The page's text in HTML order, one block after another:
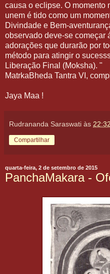
causa o eclipse. O momento
unem é tido como um
Divindade e Bem-
observado deve-se começar
adorações que durarão por
método para atingir o
Liberação Final (Moksha). "
MatrkaBheda Tantra VI,
Jaya Maa !
Rudrananda Saraswati às 22:32
Compartilhar
quarta-feira, 2 de setembro de 2015
PanchaMakara -